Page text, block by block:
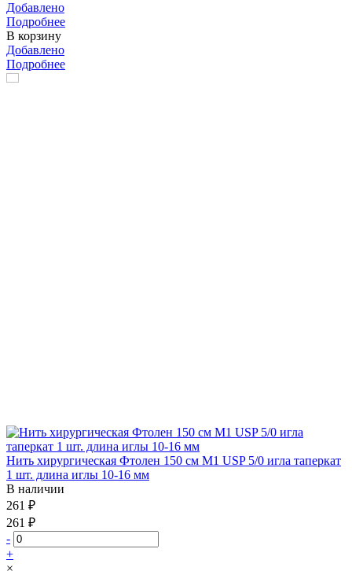
Добавлено
Подробнее
В корзину
Добавлено
Подробнее
Нить хирургическая Фтолен 150 см М1 USP 5/0 игла таперкат
1 шт. длина иглы 10-16 мм
В наличии
261 ₽
261 ₽
-
+
×